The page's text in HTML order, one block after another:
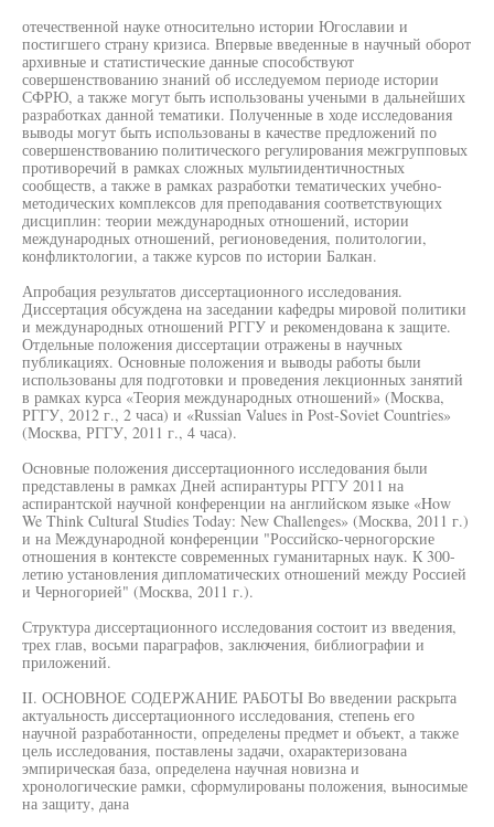
отечественной науке относительно истории Югославии и
постигшего страну кризиса. Впервые введенные в научный оборот
архивные и статистические данные способствуют
совершенствованию знаний об исследуемом периоде истории
СФРЮ, а также могут быть использованы учеными в дальнейших
разработках данной тематики. Полученные в ходе исследования
выводы могут быть использованы в качестве предложений по
совершенствованию политического регулирования межгрупповых
противоречий в рамках сложных мультиидентичностных
сообществ, а также в рамках разработки тематических учебно-
методических комплексов для преподавания соответствующих
дисциплин: теории международных отношений, истории
международных отношений, регионоведения, политологии,
конфликтологии, а также курсов по истории Балкан.
Апробация результатов диссертационного исследования.
Диссертация обсуждена на заседании кафедры мировой политики
и международных отношений РГГУ и рекомендована к защите.
Отдельные положения диссертации отражены в научных
публикациях. Основные положения и выводы работы были
использованы для подготовки и проведения лекционных занятий
в рамках курса «Теория международных отношений» (Москва,
РГГУ, 2012 г., 2 часа) и «Russian Values in Post-Soviet Countries»
(Москва, РГГУ, 2011 г., 4 часа).
Основные положения диссертационного исследования были
представлены в рамках Дней аспирантуры РГГУ 2011 на
аспирантской научной конференции на английском языке «How
We Think Cultural Studies Today: New Challenges» (Москва, 2011 г.)
и на Международной конференции "Российско-черногорские
отношения в контексте современных гуманитарных наук. К 300-
летию установления дипломатических отношений между Россией
и Черногорией" (Москва, 2011 г.).
Структура диссертационного исследования состоит из введения,
трех глав, восьми параграфов, заключения, библиографии и
приложений.
II. ОСНОВНОЕ СОДЕРЖАНИЕ РАБОТЫ Во введении раскрыта
актуальность диссертационного исследования, степень его
научной разработанности, определены предмет и объект, а также
цель исследования, поставлены задачи, охарактеризована
эмпирическая база, определена научная новизна и
хронологические рамки, сформулированы положения, выносимые
на защиту, дана